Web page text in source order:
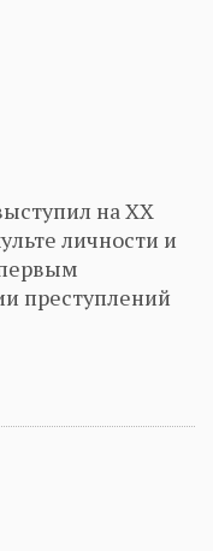
на ХХ
личности и
преступлений